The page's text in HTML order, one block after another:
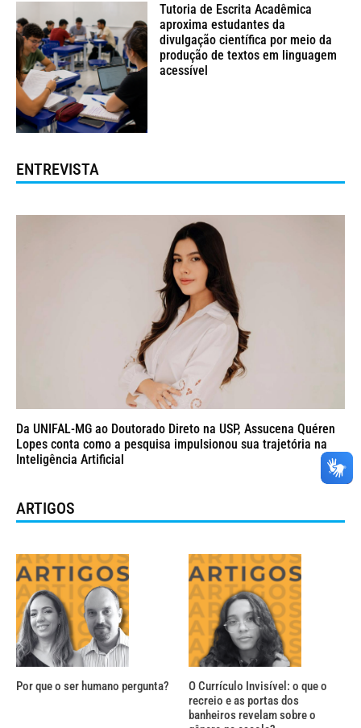
Tutoria de Escrita Acadêmica
aproxima estudantes da
divulgação científica por meio da
produção de textos em linguagem
acessível
ENTREVISTA
Da UNIFAL-MG ao Doutorado Direto na USP, Assucena Quéren
Lopes conta como a pesquisa impulsionou sua trajetória na
Inteligência Artificial
ARTIGOS
Por que o ser humano pergunta?
O Currículo Invisível: o que o
recreio e as portas dos
banheiros revelam sobre o